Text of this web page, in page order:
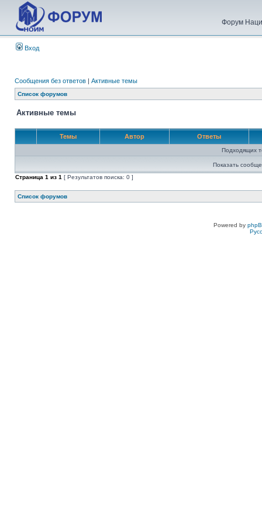
Форум
Вход
Сообщения без ответов | Активные темы
Список форумов
Активные темы
Темы Автор Ответы
Подходящих
Показать
Страница 1 из 1 [ Результатов поиска: 0 ]
Список форумов
Powered by